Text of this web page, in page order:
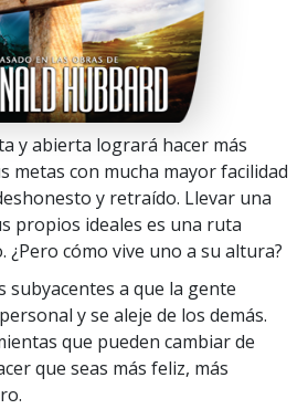
y abierta logrará hacer más
metas con mucha mayor facilidad
y retraído. Llevar una
propios ideales es una ruta
¿Pero cómo vive uno a su altura?
subyacentes a que la gente
y se aleje de los demás.
que pueden cambiar de
que seas más feliz, más